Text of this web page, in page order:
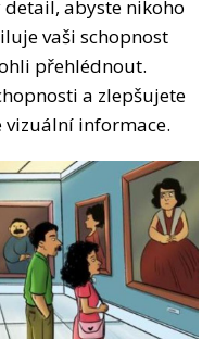
abyste nikoho
vaši schopnost
přehlédnout.
a zlepšujete
vizuální informace.